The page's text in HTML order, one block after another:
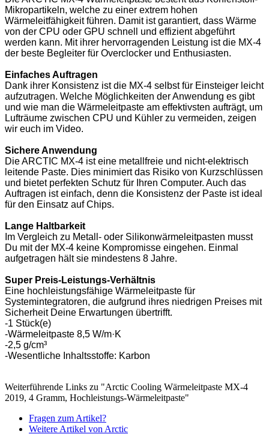
Mikropartikeln, welche zu einer extrem hohen
Wärmeleitfähigkeit führen. Damit ist garantiert, dass Wärme
von der CPU oder GPU schnell und effizient abgeführt
werden kann. Mit ihrer hervorragenden Leistung ist die MX-4
der beste Begleiter für Overclocker und Enthusiasten.
Einfaches Auftragen
Dank ihrer Konsistenz ist die MX-4 selbst für Einsteiger leicht
aufzutragen. Welche Möglichkeiten der Anwendung es gibt
und wie man die Wärmeleitpaste am effektivsten aufträgt, um
Lufträume zwischen CPU und Kühler zu vermeiden, zeigen
wir euch im Video.
Sichere Anwendung
Die ARCTIC MX-4 ist eine metallfreie und nicht-elektrisch
leitende Paste. Dies minimiert das Risiko von Kurzschlüssen
und bietet perfekten Schutz für Ihren Computer. Auch das
Auftragen ist einfach, denn die Konsistenz der Paste ist ideal
für den Einsatz auf Chips.
Lange Haltbarkeit
Im Vergleich zu Metall- oder Silikonwärmeleitpasten musst
Du mit der MX-4 keine Kompromisse eingehen. Einmal
aufgetragen hält sie mindestens 8 Jahre.
Super Preis-Leistungs-Verhältnis
Eine hochleistungsfähige Wärmeleitpaste für
Systemintegratoren, die aufgrund ihres niedrigen Preises mit
Sicherheit Deine Erwartungen übertrifft.
-1 Stück(e)
-Wärmeleitpaste 8,5 W/m·K
-2,5 g/cm³
-Wesentliche Inhaltsstoffe: Karbon
Weiterführende Links zu "Arctic Cooling Wärmeleitpaste MX-4
2019, 4 Gramm, Hochleistungs-Wärmeleitpaste"
Fragen zum Artikel?
Weitere Artikel von Arctic